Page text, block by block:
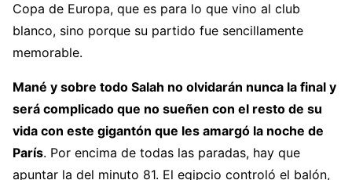
Copa de Europa, que es para lo que vino al club
blanco, sino porque su partido fue sencillamente
memorable.
Mané y sobre todo Salah no olvidarán nunca la final y
será complicado que no sueñen con el resto de su
vida con este gigantón que les amargó la noche de
París. Por encima de todas las paradas, hay que
apuntar la del minuto 81. El egipcio controló el balón,